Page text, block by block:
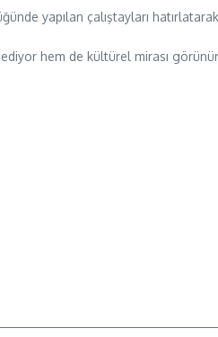
yapılan çalıştayları
hem de kültürel mirası